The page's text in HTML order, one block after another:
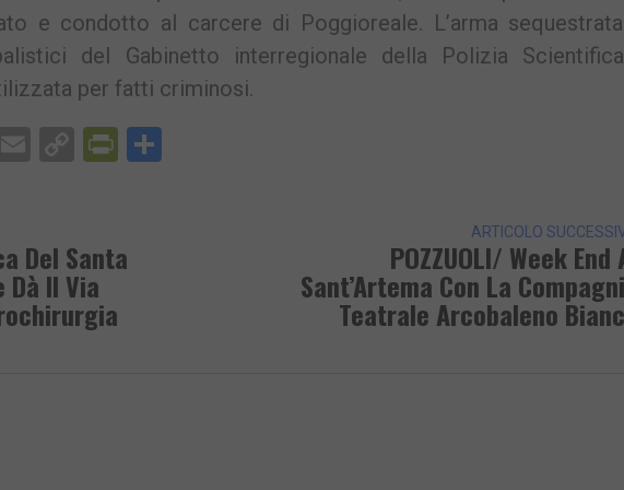
e condotto al carcere di Poggioreale. L’arma
del Gabinetto interregionale della Polizia
per fatti criminosi.
X EmailCopyPrintFriendly
Del Santa
Dà Il Via
ARTICOLO
POZZUOLI/ Week End
Sant’Artema Con La
Teatrale Arcobaleno